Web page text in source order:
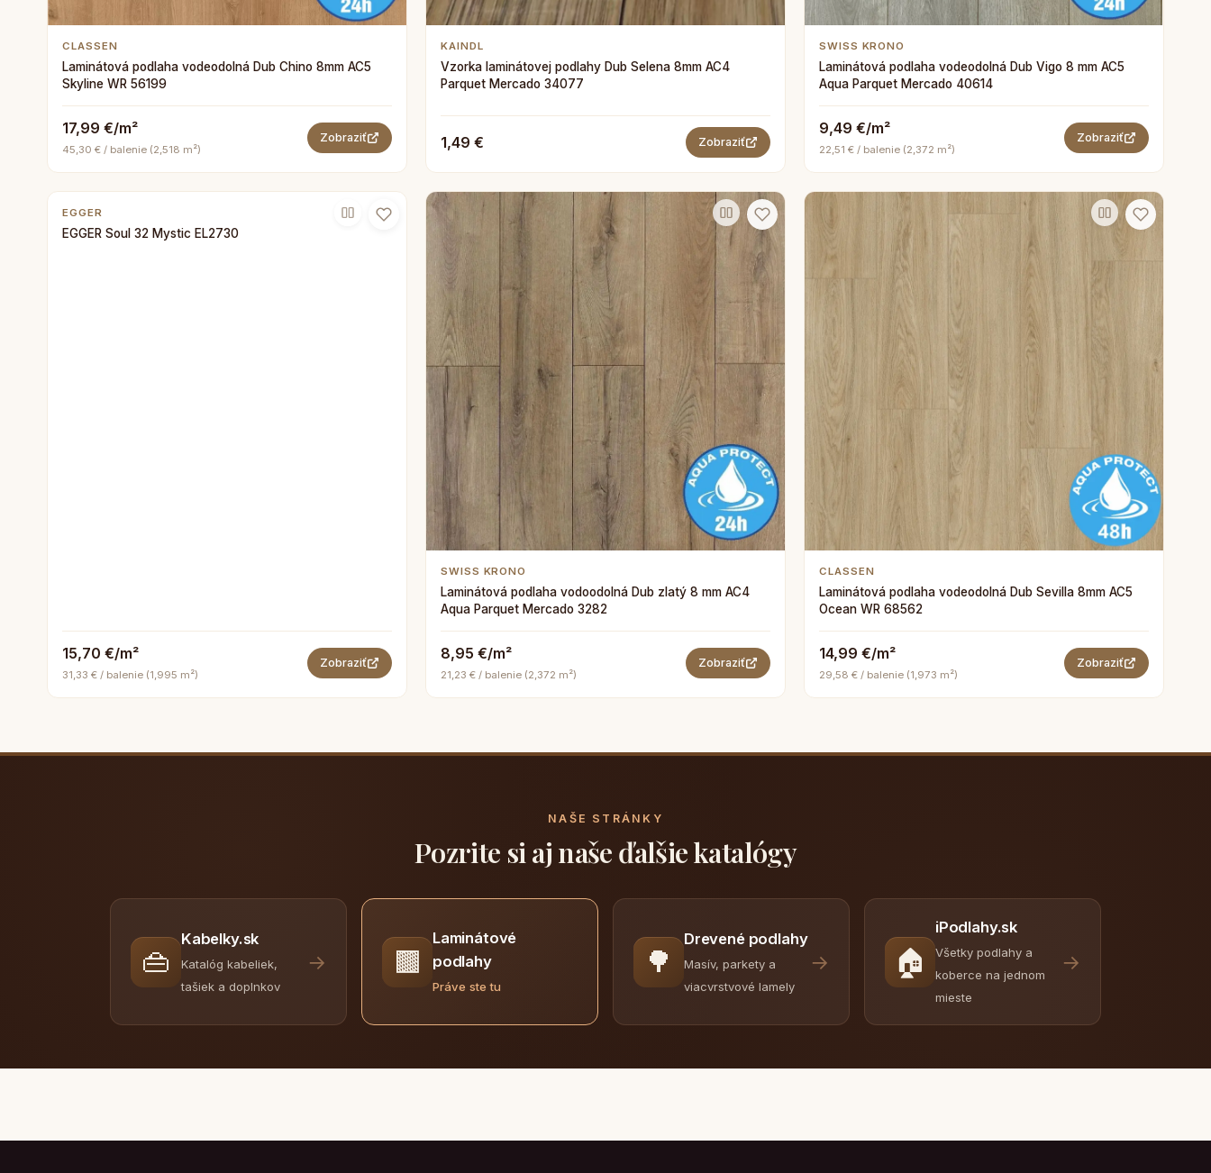
CLASSEN
Laminátová podlaha vodeodolná Dub Chino 8mm AC5
Skyline WR 56199
17,99 €/m²
45,30 € / balenie (2,518 m²)
Zobraziť
KAINDL
Vzorka laminátovej podlahy Dub Selena 8mm AC4
Parquet Mercado 34077
1,49 € Zobraziť
SWISS KRONO
Laminátová podlaha vodeodolná Dub Vigo 8 mm AC5
Aqua Parquet Mercado 40614
9,49 €/m²
22,51 € / balenie (2,372 m²)
Zobraziť
EGGER
EGGER Soul 32 Mystic EL2730
15,70 €/m²
31,33 € / balenie (1,995 m²)
Zobraziť
SWISS KRONO
Laminátová podlaha vodoodolná Dub zlatý 8 mm AC4
Aqua Parquet Mercado 3282
8,95 €/m²
21,23 € / balenie (2,372 m²)
Zobraziť
CLASSEN
Laminátová podlaha vodeodolná Dub Sevilla 8mm AC5
Ocean WR 68562
14,99 €/m²
29,58 € / balenie (1,973 m²)
Zobraziť
NAŠE STRÁNKY
Pozrite si aj naše ďalšie katalógy
👜
Kabelky.sk
Katalóg kabeliek,
tašiek a doplnkov
→ 🟫
Laminátové
podlahy
Práve ste tu
🌳
Drevené podlahy
Masív, parkety a
viacvrstvové lamely
→ 🏠
iPodlahy.sk
Všetky podlahy a
koberce na jednom
mieste
→